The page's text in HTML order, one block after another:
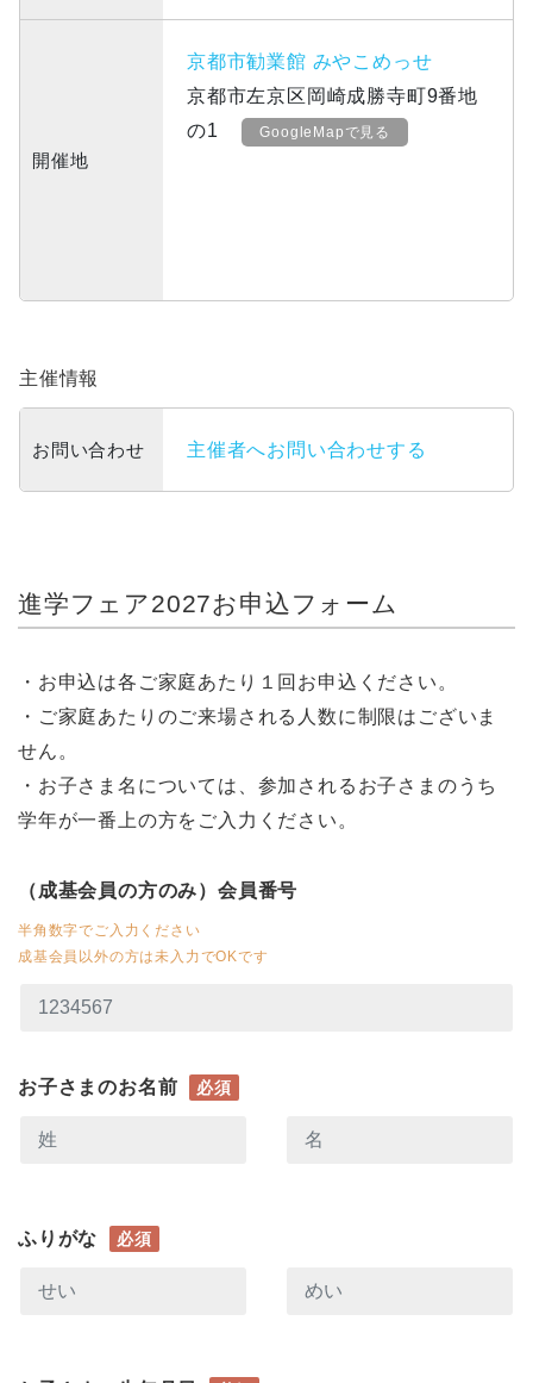
開催地
京都市勧業館 みやこめっせ
京都市左京区岡崎成勝寺町9番地
の1
GoogleMapで見る
主催情報
お問い合わせ 主催者へお問い合わせする
進学フェア2027お申込フォーム
・お申込は各ご家庭あたり１回お申込ください。
・ご家庭あたりのご来場される人数に制限はございま
せん。
・お子さま名については、参加されるお子さまのうち
学年が一番上の方をご入力ください。
（成基会員の方のみ）会員番号
半角数字でご入力ください
成基会員以外の方は未入力でOKです
お子さまのお名前 必須
ふりがな 必須